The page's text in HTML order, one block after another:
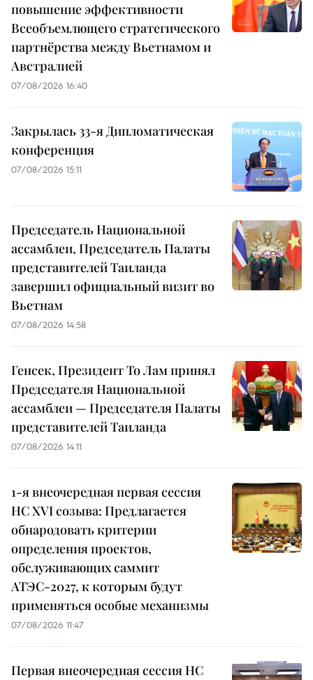
повышение эффективности
Всеобъемлющего стратегического
партнёрства между Вьетнамом и
Австралией
07/08/2026 16:40
Закрылась 33-я Дипломатическая
конференция
07/08/2026 15:11
Председатель Национальной
ассамблеи, Председатель Палаты
представителей Таиланда
завершил официальный визит во
Вьетнам
07/08/2026 14:58
Генсек, Президент То Лам принял
Председателя Национальной
ассамблеи — Председателя Палаты
представителей Таиланда
07/08/2026 14:11
1-я внеочередная первая сессия
НС XVI созыва: Предлагается
обнародовать критерии
определения проектов,
обслуживающих саммит
АТЭС-2027, к которым будут
применяться особые механизмы
07/08/2026 11:47
Первая внеочередная сессия НС